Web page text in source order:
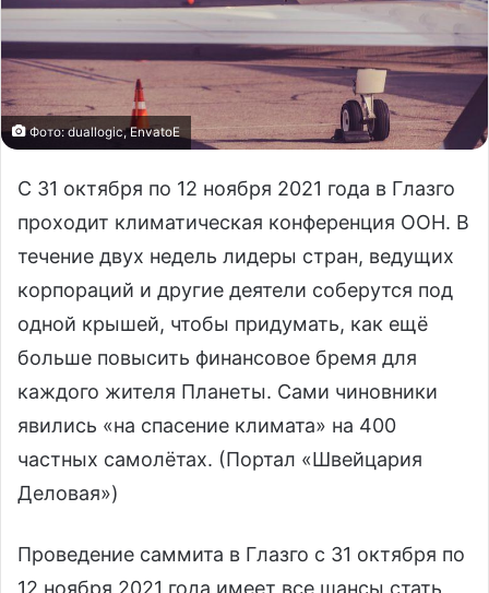
Фото: duallogic, EnvatoE
С 31 октября по 12 ноября 2021 года в Глазго
проходит климатическая конференция ООН. В
течение двух недель лидеры стран, ведущих
корпораций и другие деятели соберутся под
одной крышей, чтобы придумать, как ещё
больше повысить финансовое бремя для
каждого жителя Планеты. Сами чиновники
явились «на спасение климата» на 400
частных самолётах. (Портал «Швейцария
Деловая»)
Проведение саммита в Глазго с 31 октября по
12 ноября 2021 года имеет все шансы стать